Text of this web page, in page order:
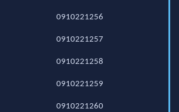
0910221256
0910221257
0910221258
0910221259
0910221260